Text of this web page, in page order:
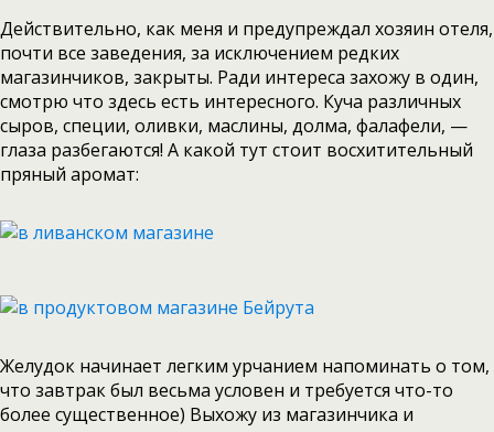
Действительно, как меня и предупреждал хозяин отеля,
почти все заведения, за исключением редких
магазинчиков, закрыты. Ради интереса захожу в один,
смотрю что здесь есть интересного. Куча различных
сыров, специи, оливки, маслины, долма, фалафели, —
глаза разбегаются! А какой тут стоит восхитительный
пряный аромат:
Желудок начинает легким урчанием напоминать о том,
что завтрак был весьма условен и требуется что-то
более существенное) Выхожу из магазинчика и